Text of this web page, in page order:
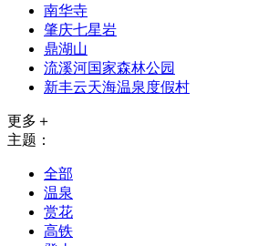
南华寺
肇庆七星岩
鼎湖山
流溪河国家森林公园
新丰云天海温泉度假村
更多＋
主题：
全部
温泉
赏花
高铁